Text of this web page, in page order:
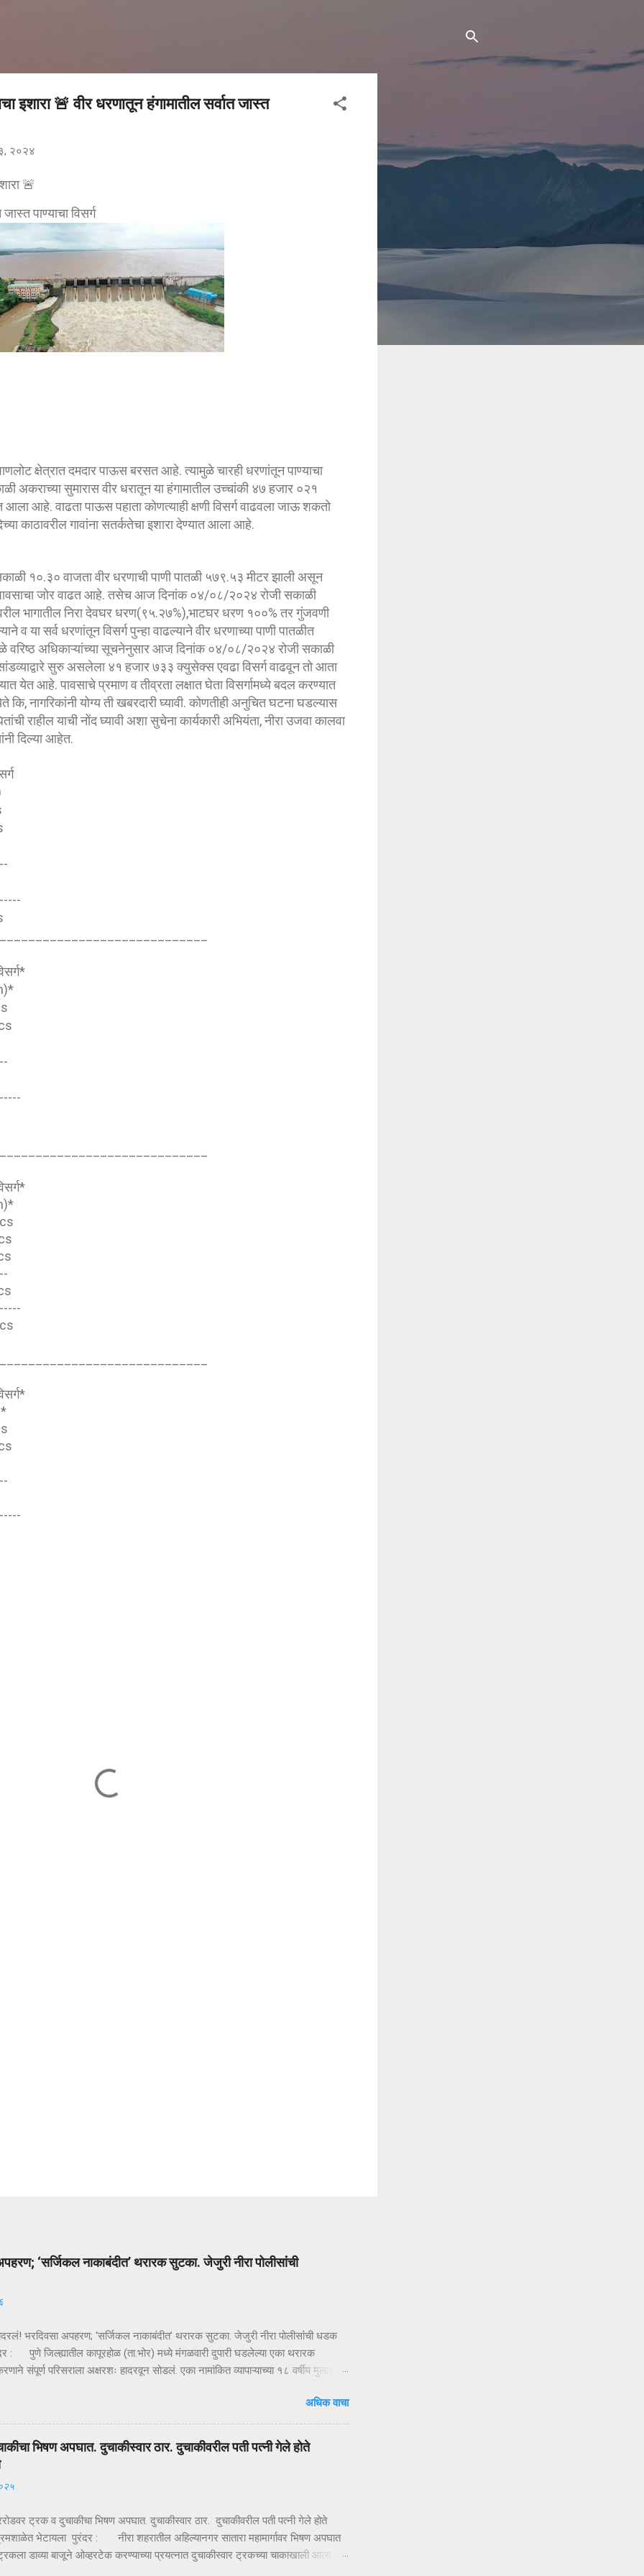
इशारा 🚨 वीर धरणातून हंगामातील सर्वात जास्त
२०२४
🚨
पाण्याचा विसर्ग
क्षेत्रात दमदार पाऊस बरसत आहे. त्यामुळे चारही धरणांतून पाण्याचा
अकराच्या सुमारास वीर धरातून या हंगामातील उच्चांकी ४७ हजार ०२१
आहे. वाढता पाऊस पहाता कोणत्याही क्षणी विसर्ग वाढवला जाऊ शकतो
काठावरील गावांना सतर्कतेचा इशारा देण्यात आला आहे.
१०.३० वाजता वीर धरणाची पाणी पातळी ५७९.५३ मीटर झाली असून
पावसाचा जोर वाढत आहे. तसेच आज दिनांक ०४/०८/२०२४ रोजी सकाळी
भागातील निरा देवघर धरण(९५.२७%),भाटघर धरण १००% तर गुंजवणी
या सर्व धरणांतून विसर्ग पुन्हा वाढल्याने वीर धरणाच्या पाणी पातळीत
वरिष्ठ अधिकाऱ्यांच्या सूचनेनुसार आज दिनांक ०४/०८/२०२४ रोजी सकाळी
सुरु असलेला ४१ हजार ७३३ क्युसेक्स एवढा विसर्ग वाढवून तो आता
येत आहे. पावसाचे प्रमाण व तीव्रता लक्षात घेता विसर्गामध्ये बदल करण्यात
कि, नागरिकांनी योग्य ती खबरदारी घ्यावी. कोणतीही अनुचित घटना घडल्यास
राहील याची नोंद घ्यावी अशा सुचेना कार्यकारी अभियंता, नीरा उजवा कालवा
दिल्या आहेत.
‘सर्जिकल नाकाबंदीत’ थरारक सुटका. जेजुरी नीरा पोलीसांंची
भरदिवसा अपहरण; ‘सर्जिकल नाकाबंदीत’ थरारक सुटका. जेजुरी नीरा पोलीसांंची धडक
: पुणे जिल्ह्यातील कापूरहोळ (ता.भोर) मध्ये मंगळवारी दुपारी घडलेल्या एका थरारक
संपूर्ण परिसराला अक्षरशः हादरवून सोडलं. एका नामांकित व्यापाऱ्याच्या १८ वर्षीय मुलाला
तासांतच पोलिसांनी उभारलेल्या ‘सर्जिकल नाकाबंदी’मुळे चित्र पालटलं—आणि युवकाची
झाली. क्षणात घडलेलं अपहरण, गावात खळबळ दुपारचा नेहमीसारखा गजबजलेला वेळ.
मुख्य रस्त्यावर अचानक एक काळी XUV थांबते… काही क्षणांची झटापट… आणि युवकाला
बसवून वाहन भरधाव वेगाने निघून जातं. हा प्रकार इतक्या झपाट्याने घडला की
लोक स्तब्ध झाले. घटनेची माहिती मिळताच कुटुंबीयांनी पोलिसांशी संपर्क साधला. ग्रामसुरक्षा
पसरवण्यात आला आणि गावागावातून सतर्कतेचे सायरन वाजू लागले. ‘ऑपरेशन नाकाबंदी’ —
अधिक वाचा
भिषण अपघात. दुचाकीस्वार ठार. दुचाकीवरील पती पत्नी गेले होते
ट्रक व दुचाकीचा भिषण अपघात. दुचाकीस्वार ठार. दुचाकीवरील पती पत्नी गेले होते
भेटायला पुरंदर : नीरा शहरातील अहिल्यानगर सातारा महामार्गावर भिषण अपघात
डाव्या बाजूने ओव्हरटेक करण्याच्या प्रयत्नात दुचाकीस्वार ट्रकच्या चाकाखाली आला.